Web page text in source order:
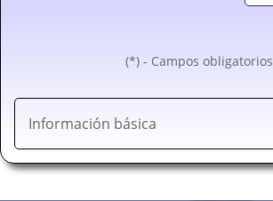
(*) - Campos obligatorios
Información básica